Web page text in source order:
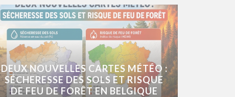
DEUX NOUVELLES CARTES MÉTÉO :
SÉCHERESSE DES SOLS ET RISQUE
DE FEU DE FORÊT EN BELGIQUE